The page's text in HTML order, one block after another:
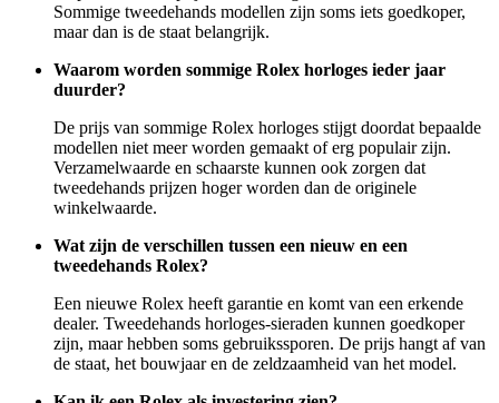
Sommige tweedehands modellen zijn soms iets goedkoper,
maar dan is de staat belangrijk.
Waarom worden sommige Rolex horloges ieder jaar
duurder?
De prijs van sommige Rolex horloges stijgt doordat bepaalde
modellen niet meer worden gemaakt of erg populair zijn.
Verzamelwaarde en schaarste kunnen ook zorgen dat
tweedehands prijzen hoger worden dan de originele
winkelwaarde.
Wat zijn de verschillen tussen een nieuw en een
tweedehands Rolex?
Een nieuwe Rolex heeft garantie en komt van een erkende
dealer. Tweedehands horloges-sieraden kunnen goedkoper
zijn, maar hebben soms gebruikssporen. De prijs hangt af van
de staat, het bouwjaar en de zeldzaamheid van het model.